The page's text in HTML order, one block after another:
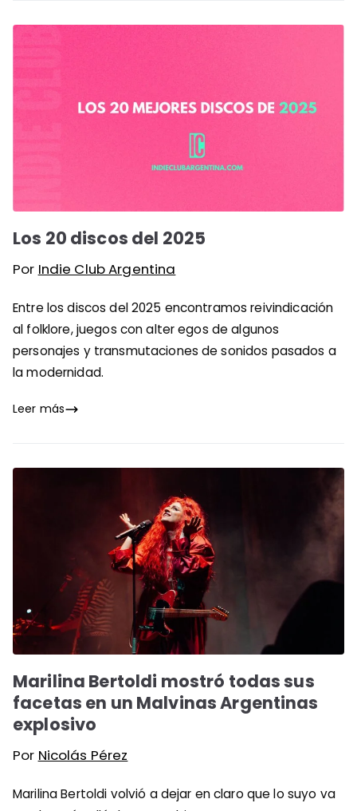
Los 20 discos del 2025
Por Indie Club Argentina
Entre los discos del 2025 encontramos reivindicación
al folklore, juegos con alter egos de algunos
personajes y transmutaciones de sonidos pasados a
la modernidad.
Leer más
Marilina Bertoldi mostró todas sus
facetas en un Malvinas Argentinas
explosivo
Por Nicolás Pérez
Marilina Bertoldi volvió a dejar en claro que lo suyo va